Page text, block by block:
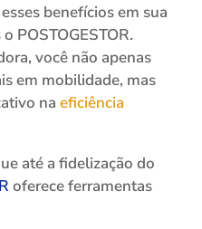
benefícios em sua
POSTOGESTOR.
você não apenas
em mobilidade, mas
na eficiência
até a fidelização do
oferece ferramentas